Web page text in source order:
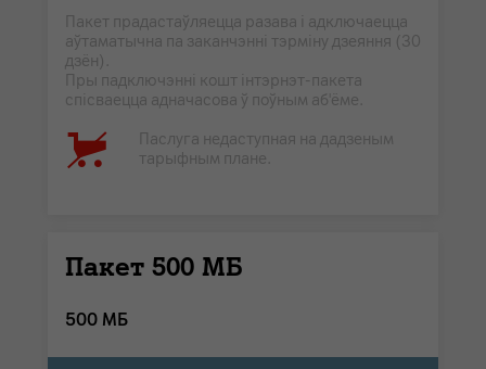
Пакет прадастаўляецца разава і адключаецца
аўтаматычна па заканчэнні тэрміну дзеяння (30
дзён).
Пры падключэнні кошт інтэрнэт-пакета
спісваецца адначасова ў поўным аб'ёме.
Паслуга недаступная на дадзеным
тарыфным плане.
Пакет 500 МБ
500 МБ